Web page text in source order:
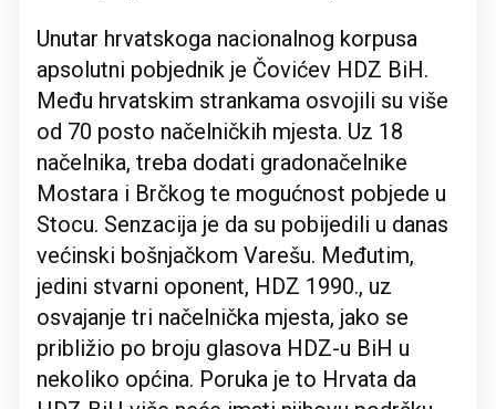
Unutar hrvatskoga nacionalnog korpusa
apsolutni pobjednik je Čovićev HDZ BiH.
Među hrvatskim strankama osvojili su više
od 70 posto načelničkih mjesta. Uz 18
načelnika, treba dodati gradonačelnike
Mostara i Brčkog te mogućnost pobjede u
Stocu. Senzacija je da su pobijedili u danas
većinski bošnjačkom Varešu. Međutim,
jedini stvarni oponent, HDZ 1990., uz
osvajanje tri načelnička mjesta, jako se
približio po broju glasova HDZ-u BiH u
nekoliko općina. Poruka je to Hrvata da